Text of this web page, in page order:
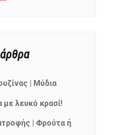
| Μύδια
με λευκό κρασί!
| Φρούτα ή